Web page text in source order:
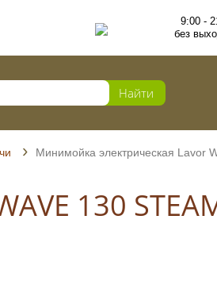
9:00 -
без
Минимойка электрическая Lavor
130